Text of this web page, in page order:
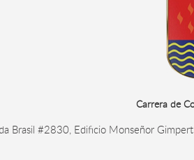
Carrera de
Brasil #2830, Edificio Monseñor